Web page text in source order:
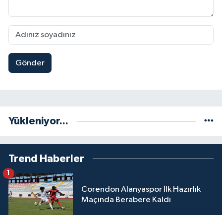
Gönder
Yükleniyor...
Trend Haberler
Corendon Alanyaspor İlk Hazırlık
Maçında Berabere Kaldı
1